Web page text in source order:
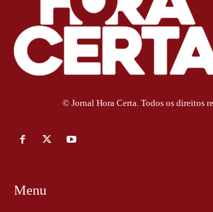
© Jornal Hora Certa. Todos os direitos
Menu